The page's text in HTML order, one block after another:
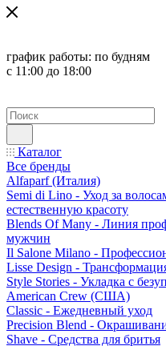
график работы: по будням
с 11:00 до 18:00
Каталог
Все бренды
Alfaparf (Италия)
Semi di Lino - Уход за
естественную красоту
Blends Of Many - Линия
мужчин
Il Salone Milano -
Lisse Design -
Style Stories - Укладка с
American Crew (США)
Classic - Ежедневный уход
Precision Blend -
Shave - Средства для бритья